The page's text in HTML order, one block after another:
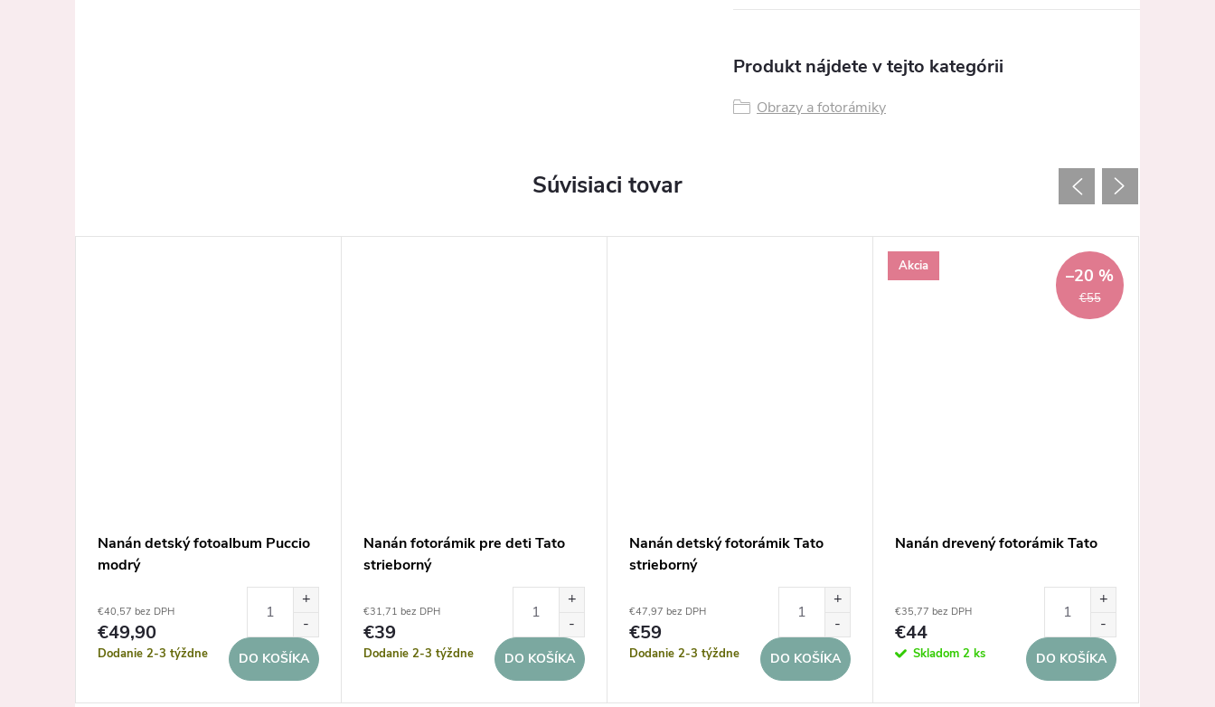
Produkt nájdete v tejto kategórii
Obrazy a fotorámiky
Súvisiaci tovar
Nanán detský fotoalbum Puccio
modrý
€40,57 bez DPH
€49,90
Dodanie 2-3 týždne DO KOŠÍKA
Nanán fotorámik pre deti Tato
strieborný
€31,71 bez DPH
€39
Dodanie 2-3 týždne DO KOŠÍKA
Nanán detský fotorámik Tato
strieborný
€47,97 bez DPH
€59
Dodanie 2-3 týždne DO KOŠÍKA
Akcia
€55
–20 %
Nanán drevený fotorámik Tato
€35,77 bez DPH
€44
Skladom 2 ks DO KOŠÍKA